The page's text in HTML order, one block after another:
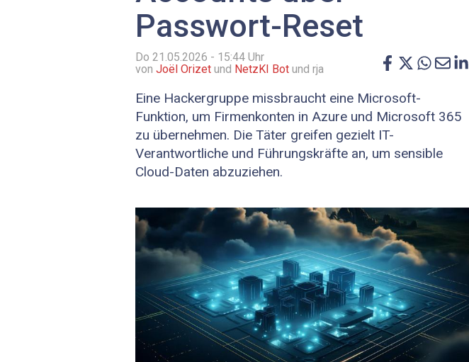
Passwort-Reset
Do 21.05.2026 - 15:44 Uhr
von Joël Orizet und NetzKI Bot und rja
Eine Hackergruppe missbraucht eine Microsoft-
Funktion, um Firmenkonten in Azure und Microsoft 365
zu übernehmen. Die Täter greifen gezielt IT-
Verantwortliche und Führungskräfte an, um sensible
Cloud-Daten abzuziehen.